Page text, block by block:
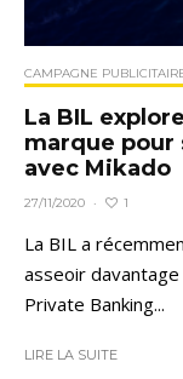
CAMPAGNE
La BIL
marque pour
avec Mikado
27/11/2020 · 1
La BIL a
asseoir
Private Banking...
LIRE LA SUITE